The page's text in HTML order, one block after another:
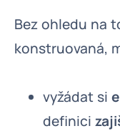
Bez ohledu na
konstruovaná,
vyžádat si
definici